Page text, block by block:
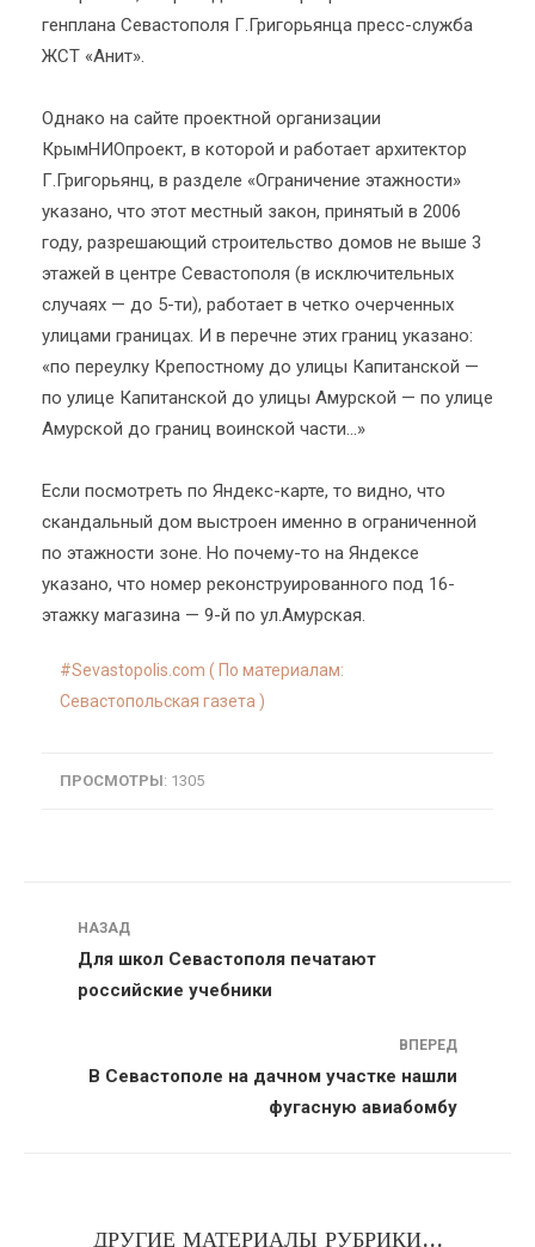
генплана Севастополя Г.Григорьянца пресс-служба
ЖСТ «Анит».
Однако на сайте проектной организации
КрымНИОпроект, в которой и работает архитектор
Г.Григорьянц, в разделе «Ограничение этажности»
указано, что этот местный закон, принятый в 2006
году, разрешающий строительство домов не выше 3
этажей в центре Севастополя (в исключительных
случаях — до 5-ти), работает в четко очерченных
улицами границах. И в перечне этих границ указано:
«по переулку Крепостному до улицы Капитанской —
по улице Капитанской до улицы Амурской — по улице
Амурской до границ воинской части...»
Если посмотреть по Яндекс-карте, то видно, что
скандальный дом выстроен именно в ограниченной
по этажности зоне. Но почему-то на Яндексе
указано, что номер реконструированного под 16-
этажку магазина — 9-й по ул.Амурская.
Sevastopolis.com ( По материалам:
Севастопольская газета )
ПРОСМОТРЫ: 1305
Навигация
НАЗАД
Для школ Севастополя печатают
российские учебники
ВПЕРЕД
В Севастополе на дачном участке нашли
фугасную авиабомбу
ДРУГИЕ МАТЕРИАЛЫ РУБРИКИ...